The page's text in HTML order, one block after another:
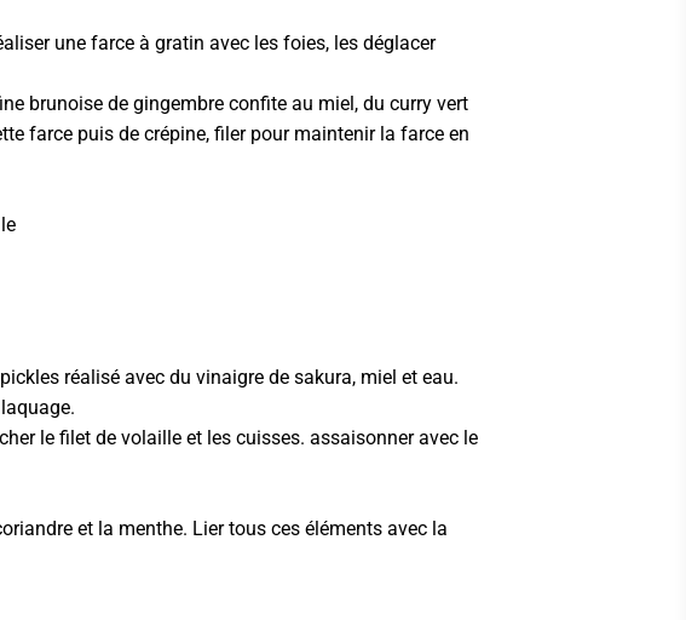
une farce à gratin avec les foies, les déglacer
brunoise de gingembre confite au miel, du curry vert
farce puis de crépine, filer pour maintenir la farce en
réalisé avec du vinaigre de sakura, miel et eau.
le filet de volaille et les cuisses. assaisonner avec le
et la menthe. Lier tous ces éléments avec la